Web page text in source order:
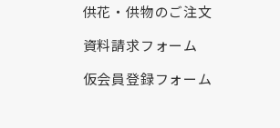
供花・供物のご注文
資料請求フォーム
仮会員登録フォーム